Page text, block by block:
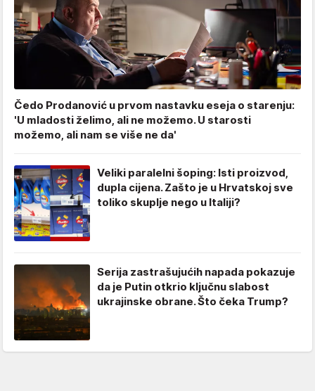
Čedo Prodanović u prvom nastavku eseja o starenju:
'U mladosti želimo, ali ne možemo. U starosti
možemo, ali nam se više ne da'
Veliki paralelni šoping: Isti proizvod,
dupla cijena. Zašto je u Hrvatskoj sve
toliko skuplje nego u Italiji?
Serija zastrašujućih napada pokazuje
da je Putin otkrio ključnu slabost
ukrajinske obrane. Što čeka Trump?